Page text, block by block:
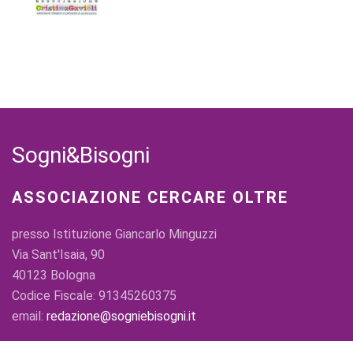
Sogni&Bisogni
ASSOCIAZIONE CERCARE OLTRE
presso Istituzione Giancarlo Minguzzi
Via Sant'Isaia, 90
40123 Bologna
Codice Fiscale: 91345260375
email: redazione@sogniebisogni.it